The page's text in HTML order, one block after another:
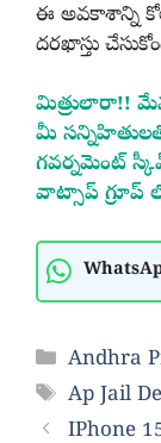
ఈ అవకాశాన్ని
దరఖాస్తు
మిత్రులారా!!
మీ
గవర్నమెంట్
వాట్సాప్ గ్రూప్
Andhra
Tags
Ap Jail
IPhone